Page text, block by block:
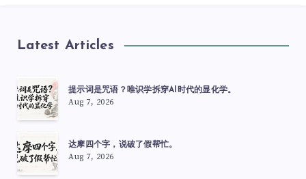
Latest Articles
提示词是咒语？唯识学拆穿AI时代的显化学。
Aug 7, 2026
达摩四个字，说破了假帮忙。
Aug 7, 2026